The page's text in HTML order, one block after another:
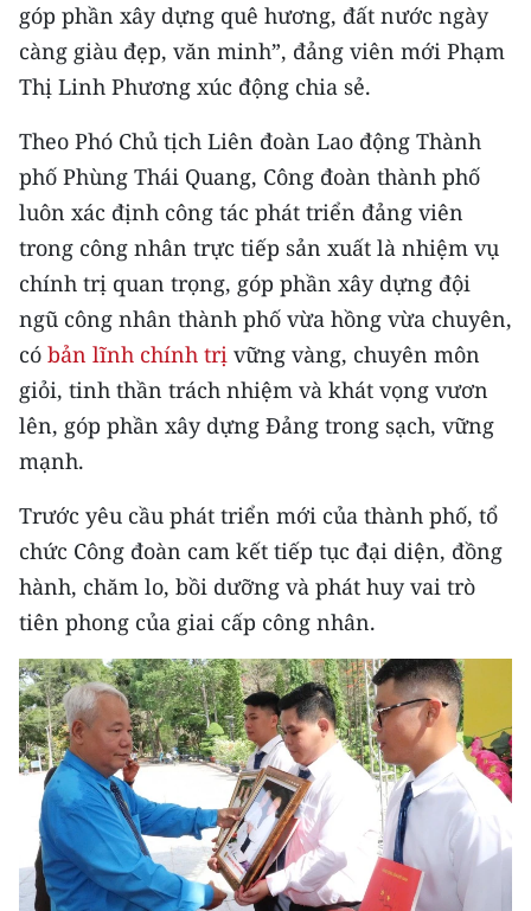
Đồng bằng sông Hồng
Bắc Trung Bộ
Duyên hải Nam Trung Bộ và Tây
Nguyên
Đông Nam Bộ
Đồng bằng sông Cửu Long
Chuyên trang Hà Nội
Chuyên trang TP. Hồ Chí Minh
CHUYÊN ĐỀ
VỀ BÁO NHÂN DÂN
THỜI NAY
NHÂN DÂN CUỐI TUẦN
NHÂN DÂN HẰNG THÁNG
MUA BÁO
ĐỌC BÁO IN
góp phần xây dựng quê hương, đất nước ngày
càng giàu đẹp, văn minh”, đảng viên mới Phạm
Thị Linh Phương xúc động chia sẻ.
Theo Phó Chủ tịch Liên đoàn Lao động Thành
phố Phùng Thái Quang, Công đoàn thành phố
luôn xác định công tác phát triển đảng viên
trong công nhân trực tiếp sản xuất là nhiệm vụ
chính trị quan trọng, góp phần xây dựng đội
ngũ công nhân thành phố vừa hồng vừa chuyên,
có bản lĩnh chính trị vững vàng, chuyên môn
giỏi, tinh thần trách nhiệm và khát vọng vươn
lên, góp phần xây dựng Đảng trong sạch, vững
mạnh.
Trước yêu cầu phát triển mới của thành phố, tổ
chức Công đoàn cam kết tiếp tục đại diện, đồng
hành, chăm lo, bồi dưỡng và phát huy vai trò
tiên phong của giai cấp công nhân.